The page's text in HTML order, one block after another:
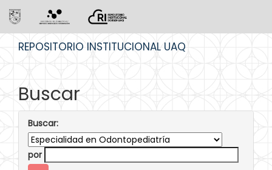
REPOSITORIO INSTITUCIONAL UAQ
Buscar
Buscar:
por